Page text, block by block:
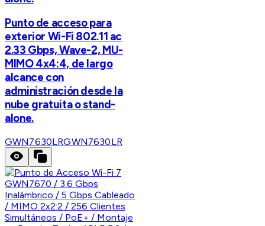
Punto de acceso para
exterior Wi-Fi 802.11 ac
2.33 Gbps, Wave-2, MU-
MIMO 4x4:4, de largo
alcance con
administración desde la
nube gratuita o stand-
alone.
GWN7630LRGWN7630LR